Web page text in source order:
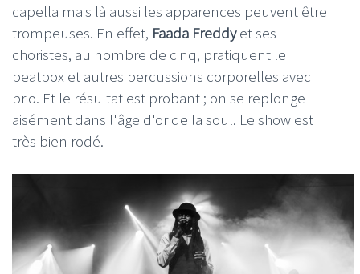
capella mais là aussi les apparences peuvent être
trompeuses. En effet, Faada Freddyet ses
choristes, au nombre de cinq, pratiquent le
beatbox et autres percussions corporelles avec
brio. Et le résultat est probant ; on se replonge
aisément dans l'âge d'or de la soul. Le show est
très bien rodé.